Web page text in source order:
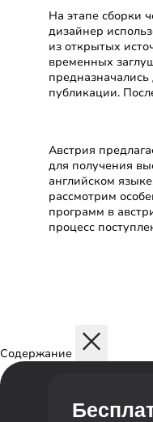
На этапе сборки
дизайнер
из открытых
временных
публикации.
Австрия
для получения
английском
рассмотрим
программ в
процесс
Содержание